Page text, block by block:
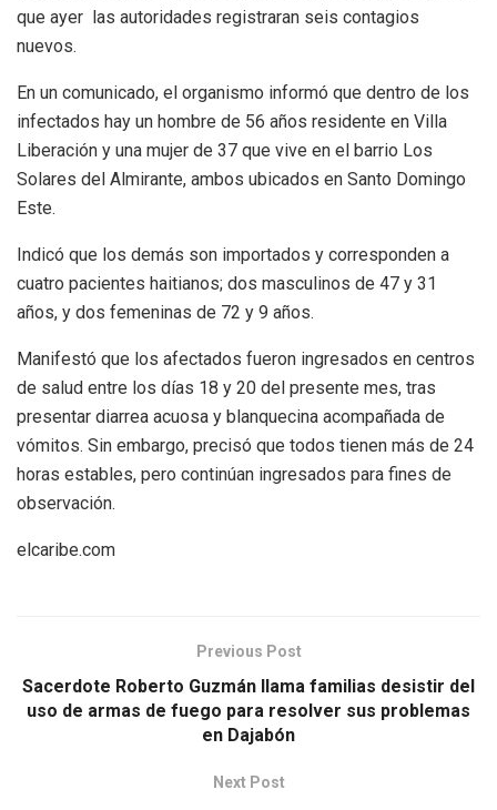
que ayer las autoridades registraran seis contagios
nuevos.
En un comunicado, el organismo informó que dentro de los
infectados hay un hombre de 56 años residente en Villa
Liberación y una mujer de 37 que vive en el barrio Los
Solares del Almirante, ambos ubicados en Santo Domingo
Este.
Indicó que los demás son importados y corresponden a
cuatro pacientes haitianos; dos masculinos de 47 y 31
años, y dos femeninas de 72 y 9 años.
Manifestó que los afectados fueron ingresados en centros
de salud entre los días 18 y 20 del presente mes, tras
presentar diarrea acuosa y blanquecina acompañada de
vómitos. Sin embargo, precisó que todos tienen más de 24
horas estables, pero continúan ingresados para fines de
observación.
elcaribe.com
Previous Post
Sacerdote Roberto Guzmán llama familias desistir del
uso de armas de fuego para resolver sus problemas
en Dajabón
Next Post